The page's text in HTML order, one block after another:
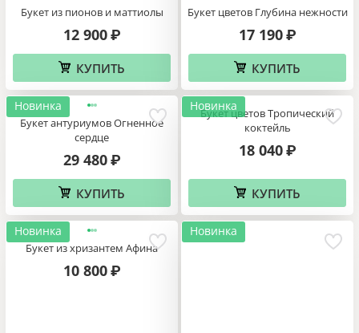
Букет из пионов и маттиолы
12 900 ₽
КУПИТЬ
Букет цветов Глубина нежности
17 190 ₽
КУПИТЬ
Новинка
Букет антуриумов Огненное
сердце
29 480 ₽
КУПИТЬ
Новинка
Букет цветов Тропический
коктейль
18 040 ₽
КУПИТЬ
Новинка
Букет из хризантем Афина
10 800 ₽
Новинка